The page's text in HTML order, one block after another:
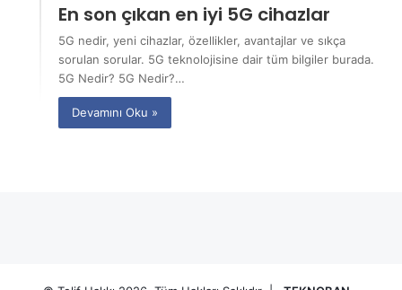
En son çıkan en iyi 5G cihazlar
5G nedir, yeni cihazlar, özellikler, avantajlar ve sıkça
sorulan sorular. 5G teknolojisine dair tüm bilgiler burada.
5G Nedir? 5G Nedir?…
Devamını Oku »